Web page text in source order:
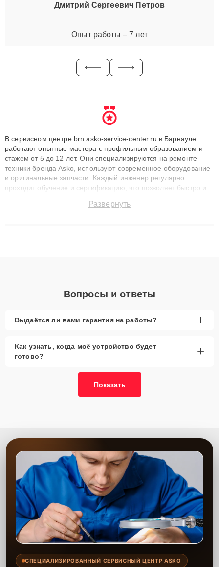
Дмитрий Сергеевич Петров
Опыт работы – 7 лет
В сервисном центре brn.asko-service-center.ru в Барнауле
работают опытные мастера с профильным образованием и
стажем от 5 до 12 лет. Они специализируются на ремонте
техники бренда Asko, используют современное оборудование
и оригинальные запчасти. Каждый инженер регулярно
проходит обучение и сертификацию, что позволяет быстро и
сохранением гарантии до 3 лет. Наши мастера решают
Развернуть
Вопросы и ответы
Выдаётся ли вами гарантия на работы? +
Как узнать, когда моё устройство будет
готово?
+
Показать
СПЕЦИАЛИЗИРОВАННЫЙ СЕРВИСНЫЙ ЦЕНТР ASKO